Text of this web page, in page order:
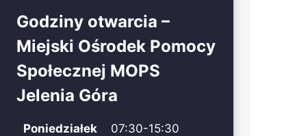
Godziny otwarcia –
Miejski Ośrodek Pomocy
Społecznej MOPS
Jelenia Góra
Poniedziałek 07:30-15:30